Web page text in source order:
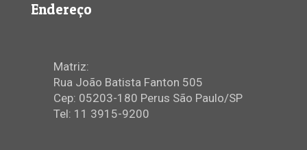
Endereço
Matriz:
Rua João Batista Fanton 505
Cep: 05203-180 Perus São Paulo/SP
Tel: 11 3915-9200